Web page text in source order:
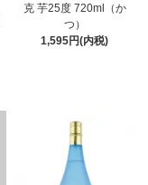
克 芋25度 720ml（か
つ）
1,595円(内税)